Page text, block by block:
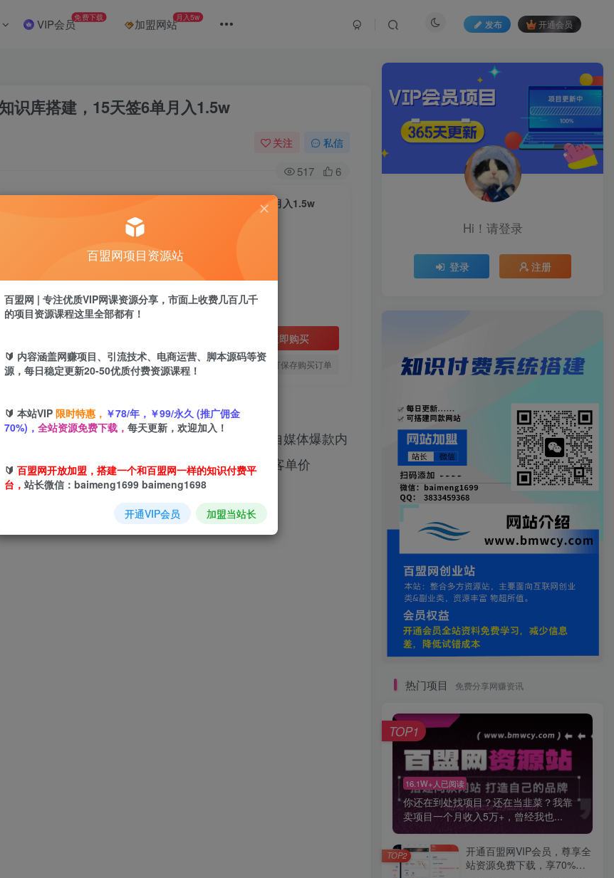
VIP会员免费下载 加盟网站月入5w
发布 开通会员
识库搭建，15天签6单月入1.5w
关注 私信
517 6
营养师实战课，问卷生成+营养方案+知识库搭建，15天签6单月入1.5w
付费阅读，请付费后查看
会员免费 永久会员免费
立即购买
您当前未登录！建议登陆后购买，可保存购买订单
卷、个性营养方案、PPT、教育手册、朋友圈/自媒体爆款内
程，学员结业15天签约6单1v1营养私教，平均客单价
Hi！请登录
登录 注册
热门项目 免费分享网赚资讯
16.1W+人已阅读
你还在到处找项目？还在当韭菜？我靠
卖项目一个月收入5万+，曾经我也...
TOP1
开通百盟网VIP会员，尊享全
站资源免费下载，享70%的
TOP2
百盟网项目资源站
百盟网 | 专注优质VIP网课资源分享，市面上收费几百几千
的项目资源课程这里全部都有！
🔰 内容涵盖网赚项目、引流技术、电商运营、脚本源码等资
源，每日稳定更新20-50优质付费资源课程！
🔰 本站VIP 限时特惠， ￥78/年，￥99/永久 (推广佣金
70%)， 全站资源免费下载， 每天更新，欢迎加入！
🔰 百盟网开放加盟，搭建一个和百盟网一样的知识付费平
台， 站长微信：baimeng1699 baimeng1698
开通VIP会员 加盟当站长